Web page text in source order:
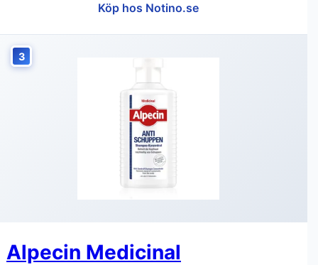
Köp hos Notino.se
3
Alpecin Medicinal